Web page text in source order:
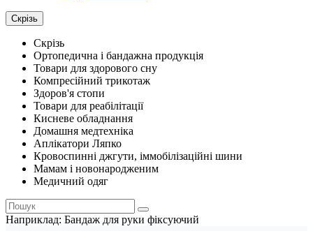
Скрізь
Скрізь
Ортопедична і бандажна продукція
Товари для здорового сну
Компресійний трикотаж
Здоров'я стопи
Товари для реабілітації
Кисневе обладнання
Домашня медтехніка
Аплікатори Ляпко
Кровоспинні джгути, іммобілізаційні шини
Мамам і новонародженим
Медичний одяг
Наприклад: Бандаж для руки фіксуючий